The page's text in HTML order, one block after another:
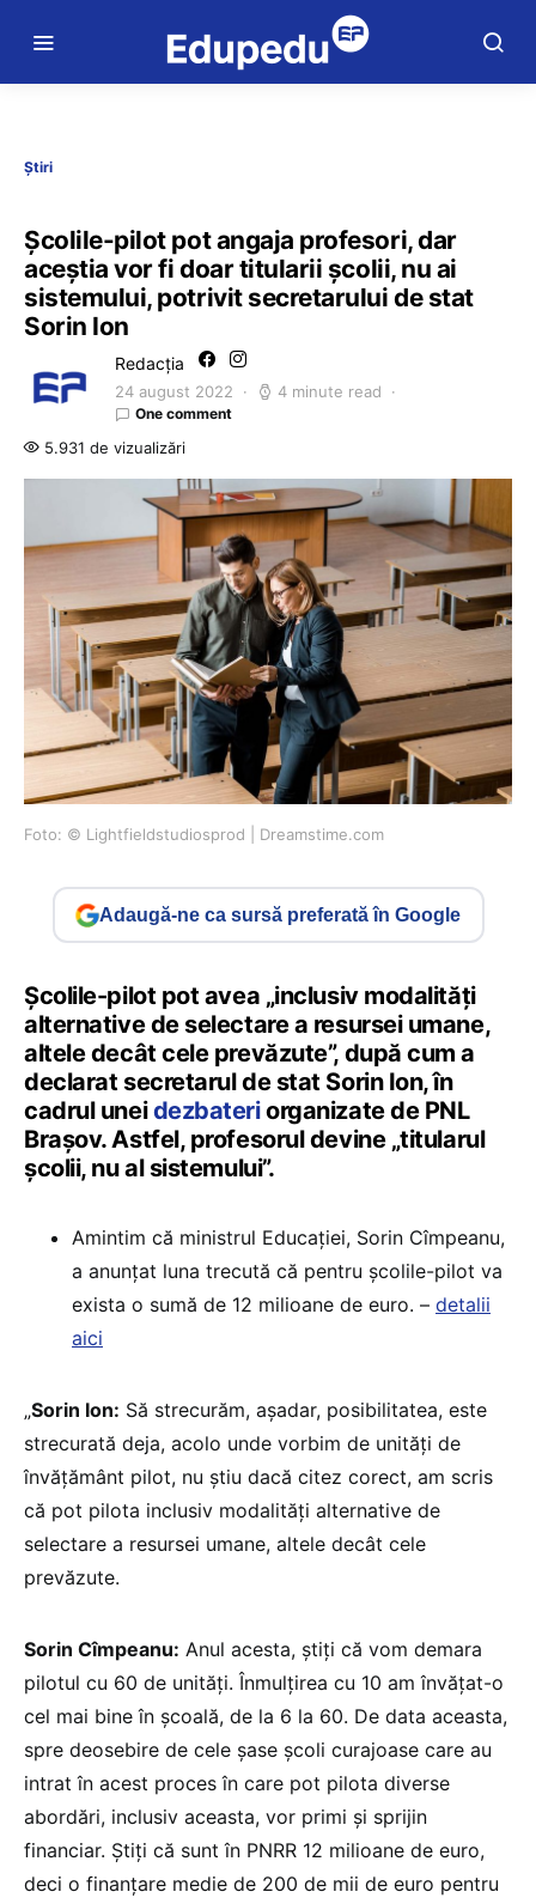
Știri
Școlile-pilot pot angaja profesori, dar
aceștia vor fi doar titularii școlii, nu ai
sistemului, potrivit secretarului de stat
Sorin Ion
Redacția
24 august 2022 4 minute read
One comment
5.931 de vizualizări
Foto: © Lightfieldstudiosprod | Dreamstime.com
Adaugă-ne ca sursă preferată în Google
Școlile-pilot pot avea „inclusiv modalități
alternative de selectare a resursei umane,
altele decât cele prevăzute”, după cum a
declarat secretarul de stat Sorin Ion, în
cadrul uneidezbateriorganizate de PNL
Brașov. Astfel, profesorul devine „titularul
școlii, nu al sistemului”.
Amintim că ministrul Educației, Sorin Cîmpeanu,
a anunțat luna trecută că pentru școlile-pilot va
exista o sumă de 12 milioane de euro. – detalii
aici
„Sorin Ion: Să strecurăm, așadar, posibilitatea, este
strecurată deja, acolo unde vorbim de unități de
învățământ pilot, nu știu dacă citez corect, am scris
că pot pilota inclusiv modalități alternative de
selectare a resursei umane, altele decât cele
prevăzute.
Sorin Cîmpeanu: Anul acesta, știți că vom demara
pilotul cu 60 de unități. Înmulțirea cu 10 am învățat-o
cel mai bine în școală, de la 6 la 60. De data aceasta,
spre deosebire de cele șase școli curajoase care au
intrat în acest proces în care pot pilota diverse
abordări, inclusiv aceasta, vor primi și sprijin
financiar. Știți că sunt în PNRR 12 milioane de euro,
deci o finanțare medie de 200 de mii de euro pentru